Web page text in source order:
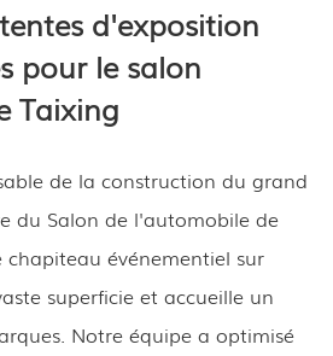
d'exposition
pour le salon
Taixing
de la construction du grand
du Salon de l'automobile de
événementiel sur
superficie et accueille un
Notre équipe a optimisé